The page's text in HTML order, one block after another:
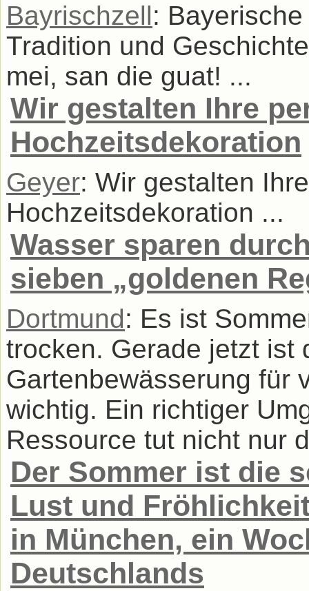
Bayrischzell:
Tradition und
mei, san die guat! ...
Wir gestalten Ihre
Hochzeitsdekoration
Geyer: Wir gestalten
Hochzeitsdekoration ...
Wasser sparen
sieben „goldenen
Dortmund: Es ist
trocken. Gerade jetzt ist
Gartenbewässerung für
wichtig. Ein richtiger
Ressource tut nicht nur
Der Sommer ist die
Lust und
in München, ein
Deutschlands